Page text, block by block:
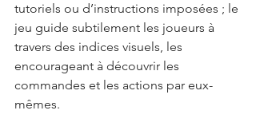
tutoriels ou d’instructions imposées ; le
jeu guide subtilement les joueurs à
travers des indices visuels, les
encourageant à découvrir les
commandes et les actions par eux-
mêmes.